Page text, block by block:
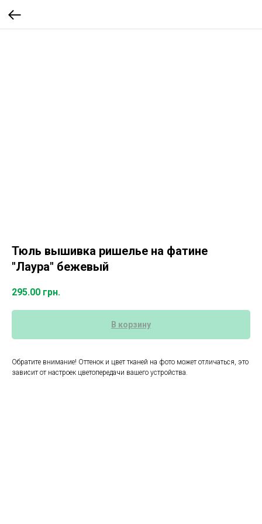
Тюль вышивка ришелье на фатине
"Лаура" бежевый
295.00 грн.
В корзину
Обратите внимание! Оттенок и цвет тканей на фото может отличаться, это
зависит от настроек цветопередачи вашего устройства.